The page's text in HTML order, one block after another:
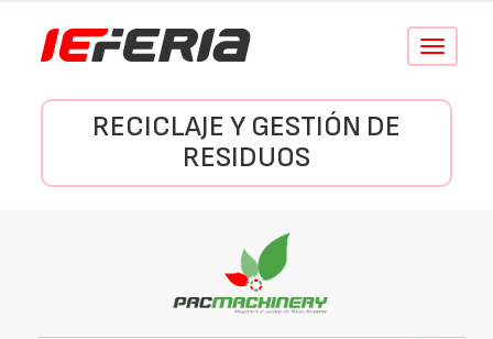
Conmutar
RECICLAJE Y GESTIÓN DE
RESIDUOS